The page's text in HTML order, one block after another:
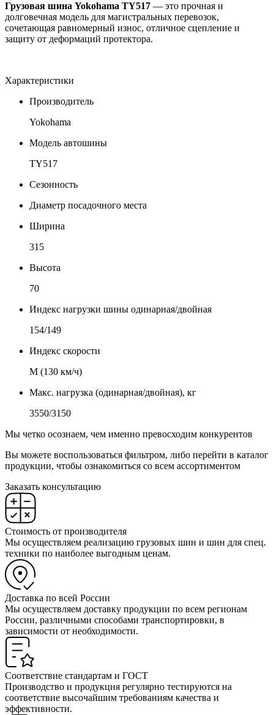
Грузовая шина Yokohama TY517 — это прочная и
долговечная модель для магистральных перевозок,
сочетающая равномерный износ, отличное сцепление и
защиту от деформаций протектора.
Характеристики
Производитель
Yokohama
Модель автошины
TY517
Сезонность
Диаметр посадочного места
Ширина
315
Высота
70
Индекс нагрузки шины одинарная/двойная
154/149
Индекс скорости
М (130 км/ч)
Макс. нагрузка (одинарная/двойная), кг
3550/3150
Мы четко осознаем, чем именно превосходим конкурентов
Вы можете воспользоваться фильтром, либо перейти в каталог
продукции, чтобы ознакомиться со всем ассортиментом
Заказать консультацию
Стоимость от производителя
Мы осуществляем реализацию грузовых шин и шин для спец.
техники по наиболее выгодным ценам.
Доставка по всей России
Мы осуществляем доставку продукции по всем регионам
России, различными способами транспортировки, в
зависимости от необходимости.
Соответствие стандартам и ГОСТ
Производство и продукция регулярно тестируются на
соответствие высочайшим требованиям качества и
эффективности.